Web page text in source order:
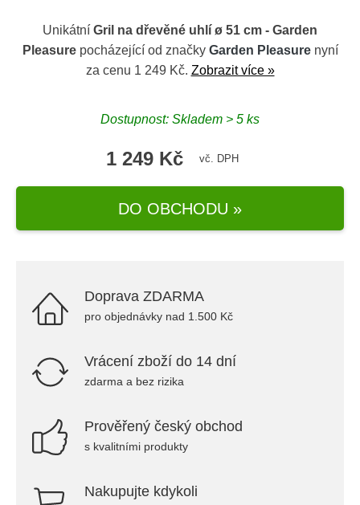
Unikátní Gril na dřevěné uhlí ø 51 cm - Garden
Pleasurepocházející od značky Garden Pleasurenyní
za cenu 1 249 Kč. Zobrazit více »
Dostupnost: Skladem > 5 ks
1 249 Kč vč. DPH
DO OBCHODU »
Doprava ZDARMA
pro objednávky nad 1.500 Kč
Vrácení zboží do 14 dní
zdarma a bez rizika
Prověřený český obchod
s kvalitními produkty
Nakupujte kdykoli